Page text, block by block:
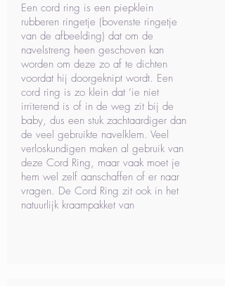
Een cord ring is een piepklein
rubberen ringetje (bovenste ringetje
van de afbeelding) dat om de
navelstreng heen geschoven kan
worden om deze zo af te dichten
voordat hij doorgeknipt wordt. Een
cord ring is zo klein dat ‘ie niet
irriterend is of in de weg zit bij de
baby, dus een stuk zachtaardiger dan
de veel gebruikte navelklem. Veel
verloskundigen maken al gebruik van
deze Cord Ring, maar vaak moet je
hem wel zelf aanschaffen of er naar
vragen. De Cord Ring zit ook in het
natuurlijk kraampakket van